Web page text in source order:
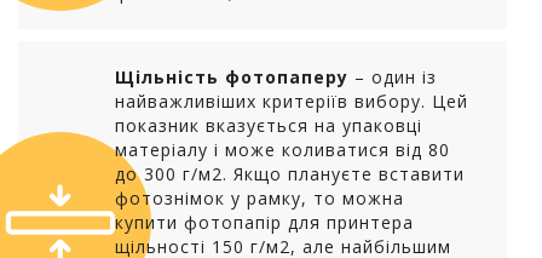
Щільність фотопаперу – один із
найважливіших критеріїв вибору. Цей
показник вказується на упаковці
матеріалу і може коливатися від 80
до 300 г/м2. Якщо плануєте вставити
фотознімок у рамку, то можна
купити фотопапір для принтера
щільності 150 г/м2, але найбільшим